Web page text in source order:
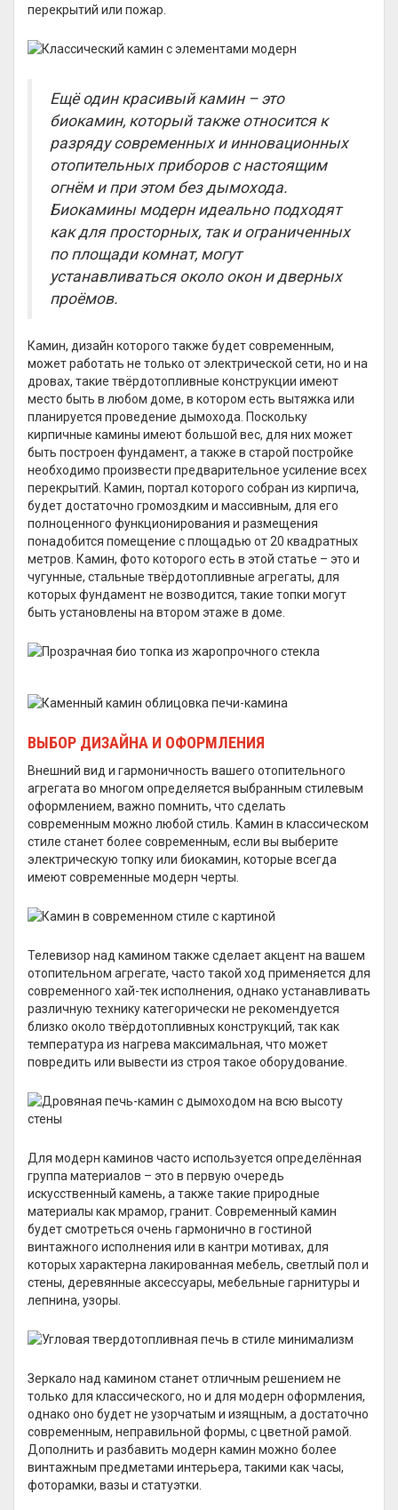
перекрытий или пожар.
Ещё один красивый камин – это
биокамин, который также относится к
разряду современных и инновационных
отопительных приборов с настоящим
огнём и при этом без дымохода.
Биокамины модерн идеально подходят
как для просторных, так и ограниченных
по площади комнат, могут
устанавливаться около окон и дверных
проёмов.
Камин, дизайн которого также будет современным,
может работать не только от электрической сети, но и на
дровах, такие твёрдотопливные конструкции имеют
место быть в любом доме, в котором есть вытяжка или
планируется проведение дымохода. Поскольку
кирпичные камины имеют большой вес, для них может
быть построен фундамент, а также в старой постройке
необходимо произвести предварительное усиление всех
перекрытий. Камин, портал которого собран из кирпича,
будет достаточно громоздким и массивным, для его
полноценного функционирования и размещения
понадобится помещение с площадью от 20 квадратных
метров. Камин, фото которого есть в этой статье – это и
чугунные, стальные твёрдотопливные агрегаты, для
которых фундамент не возводится, такие топки могут
быть установлены на втором этаже в доме.
ВЫБОР ДИЗАЙНА И ОФОРМЛЕНИЯ
Внешний вид и гармоничность вашего отопительного
агрегата во многом определяется выбранным стилевым
оформлением, важно помнить, что сделать
современным можно любой стиль. Камин в классическом
стиле станет более современным, если вы выберите
электрическую топку или биокамин, которые всегда
имеют современные модерн черты.
Телевизор над камином также сделает акцент на вашем
отопительном агрегате, часто такой ход применяется для
современного хай-тек исполнения, однако устанавливать
различную технику категорически не рекомендуется
близко около твёрдотопливных конструкций, так как
температура из нагрева максимальная, что может
повредить или вывести из строя такое оборудование.
Для модерн каминов часто используется определённая
группа материалов – это в первую очередь
искусственный камень, а также такие природные
материалы как мрамор, гранит. Современный камин
будет смотреться очень гармонично в гостиной
винтажного исполнения или в кантри мотивах, для
которых характерна лакированная мебель, светлый пол и
стены, деревянные аксессуары, мебельные гарнитуры и
лепнина, узоры.
Зеркало над камином станет отличным решением не
только для классического, но и для модерн оформления,
однако оно будет не узорчатым и изящным, а достаточно
современным, неправильной формы, с цветной рамой.
Дополнить и разбавить модерн камин можно более
винтажным предметами интерьера, такими как часы,
фоторамки, вазы и статуэтки.